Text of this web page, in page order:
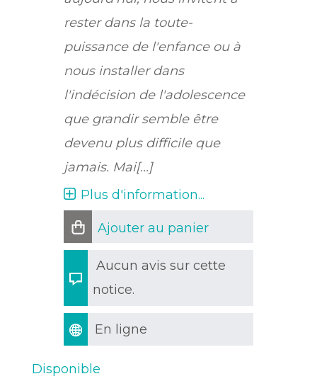
rester dans la toute-
puissance de l'enfance ou à
nous installer dans
l'indécision de l'adolescence
que grandir semble être
devenu plus difficile que
jamais. Mai[...]
Plus d'information...
Ajouter au panier
Aucun avis sur cette
notice.
En ligne
Disponible